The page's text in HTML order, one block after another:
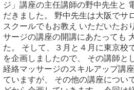
ジ」講座の主任講師の野中先生と
だきました。 野中先生は大阪でサ
スクールでもお教え いただいたお
サージの講座の開講にあたっても
た。 そして、３月と４月に東京校
を企画しましたので、 その講師と
経絡マッサージのスキルアップ講
ていますが、 その他の講座につい